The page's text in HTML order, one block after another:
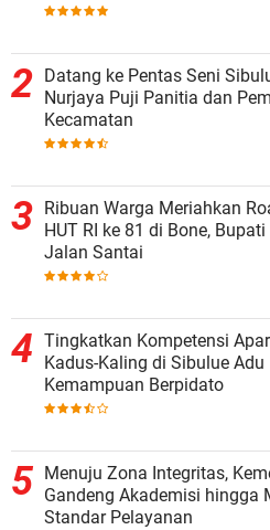
Datang ke Pentas Seni
Nurjaya Puji Panitia dan
Kecamatan
Ribuan Warga Meriahkan
HUT RI ke 81 di Bone,
Jalan Santai
Tingkatkan Kompetensi
Kadus-Kaling di Sibulue Adu
Kemampuan Berpidato
Menuju Zona Integritas,
Gandeng Akademisi hingga
Standar Pelayanan